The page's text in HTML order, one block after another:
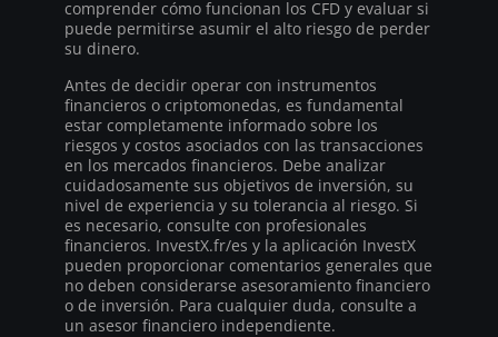
comprender cómo funcionan los CFD y evaluar si
puede permitirse asumir el alto riesgo de perder
su dinero.
Antes de decidir operar con instrumentos
financieros o criptomonedas, es fundamental
estar completamente informado sobre los
riesgos y costos asociados con las transacciones
en los mercados financieros. Debe analizar
cuidadosamente sus objetivos de inversión, su
nivel de experiencia y su tolerancia al riesgo. Si
es necesario, consulte con profesionales
financieros. InvestX.fr/es y la aplicación InvestX
pueden proporcionar comentarios generales que
no deben considerarse asesoramiento financiero
o de inversión. Para cualquier duda, consulte a
un asesor financiero independiente.